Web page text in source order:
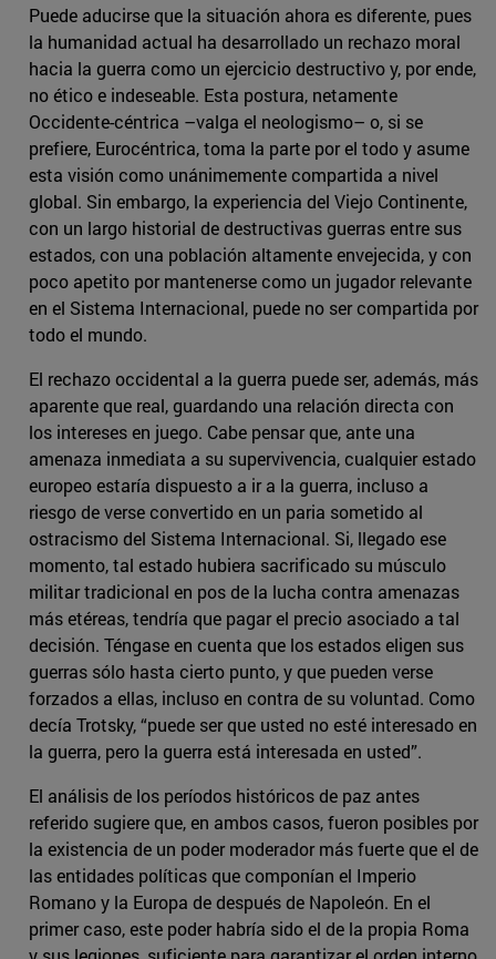
Puede aducirse que la situación ahora es diferente, pues
la humanidad actual ha desarrollado un rechazo moral
hacia la guerra como un ejercicio destructivo y, por ende,
no ético e indeseable. Esta postura, netamente
Occidente-céntrica –valga el neologismo– o, si se
prefiere, Eurocéntrica, toma la parte por el todo y asume
esta visión como unánimemente compartida a nivel
global. Sin embargo, la experiencia del Viejo Continente,
con un largo historial de destructivas guerras entre sus
estados, con una población altamente envejecida, y con
poco apetito por mantenerse como un jugador relevante
en el Sistema Internacional, puede no ser compartida por
todo el mundo.
El rechazo occidental a la guerra puede ser, además, más
aparente que real, guardando una relación directa con
los intereses en juego. Cabe pensar que, ante una
amenaza inmediata a su supervivencia, cualquier estado
europeo estaría dispuesto a ir a la guerra, incluso a
riesgo de verse convertido en un paria sometido al
ostracismo del Sistema Internacional. Si, llegado ese
momento, tal estado hubiera sacrificado su músculo
militar tradicional en pos de la lucha contra amenazas
más etéreas, tendría que pagar el precio asociado a tal
decisión. Téngase en cuenta que los estados eligen sus
guerras sólo hasta cierto punto, y que pueden verse
forzados a ellas, incluso en contra de su voluntad. Como
decía Trotsky, “puede ser que usted no esté interesado en
la guerra, pero la guerra está interesada en usted”.
El análisis de los períodos históricos de paz antes
referido sugiere que, en ambos casos, fueron posibles por
la existencia de un poder moderador más fuerte que el de
las entidades políticas que componían el Imperio
Romano y la Europa de después de Napoleón. En el
primer caso, este poder habría sido el de la propia Roma